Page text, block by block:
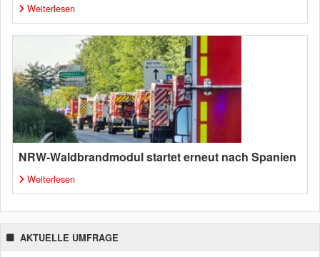
Weiterlesen
NRW-Waldbrandmodul startet erneut nach Spanien
Weiterlesen
AKTUELLE UMFRAGE